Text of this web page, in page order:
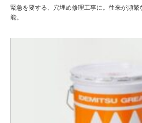
緊急を要する、穴埋め修理工事に。往来が頻
能。